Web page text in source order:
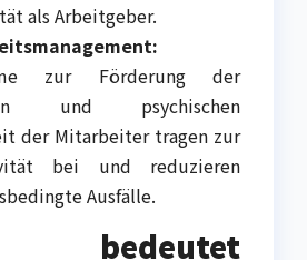
als Arbeitgeber.
zur Förderung der
und psychischen
der Mitarbeiter tragen zur
bei und reduzieren
Ausfälle.